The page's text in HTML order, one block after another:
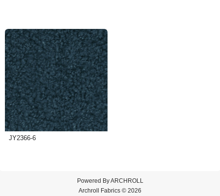
JY2366-6
Powered ByARCHROLL
Archroll Fabrics © 2026